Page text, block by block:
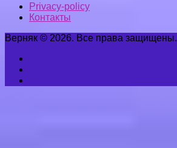
Privacy-policy
Контакты
Верняк © 2026. Все права защищены.